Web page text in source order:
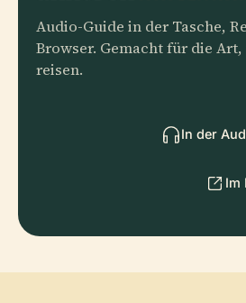
Audio-Guide in der Tasche,
Browser. Gemacht für die
reisen.
In der
Im